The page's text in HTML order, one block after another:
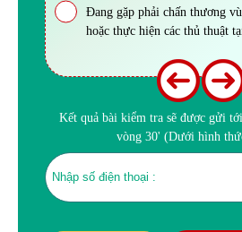
Đang gặp phải chấn thương
hoặc thực hiện các thủ thuật
Kết quả bài kiểm tra sẽ được gửi
vòng 30' (Dưới hình